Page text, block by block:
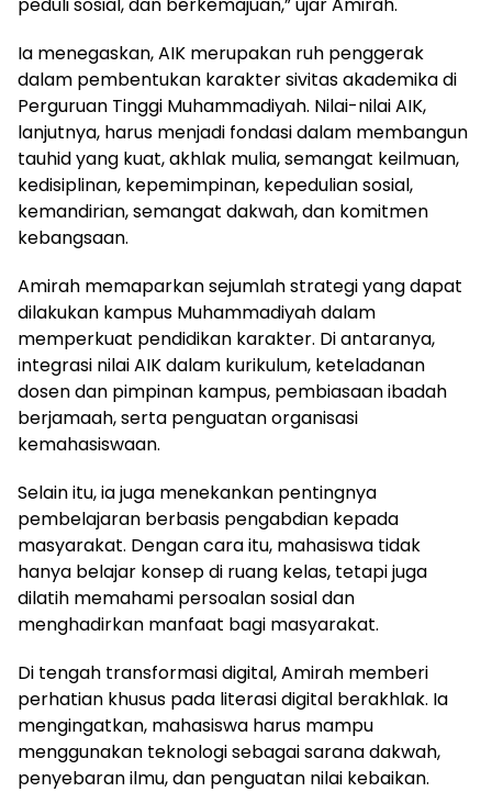
Ia menegaskan, AIK merupakan ruh penggerak
dalam pembentukan karakter sivitas akademika di
Perguruan Tinggi Muhammadiyah. Nilai-nilai AIK,
lanjutnya, harus menjadi fondasi dalam membangun
tauhid yang kuat, akhlak mulia, semangat keilmuan,
kedisiplinan, kepemimpinan, kepedulian sosial,
kemandirian, semangat dakwah, dan komitmen
kebangsaan.
Amirah memaparkan sejumlah strategi yang dapat
dilakukan kampus Muhammadiyah dalam
memperkuat pendidikan karakter. Di antaranya,
integrasi nilai AIK dalam kurikulum, keteladanan
dosen dan pimpinan kampus, pembiasaan ibadah
berjamaah, serta penguatan organisasi
kemahasiswaan.
Selain itu, ia juga menekankan pentingnya
pembelajaran berbasis pengabdian kepada
masyarakat. Dengan cara itu, mahasiswa tidak
hanya belajar konsep di ruang kelas, tetapi juga
dilatih memahami persoalan sosial dan
menghadirkan manfaat bagi masyarakat.
Di tengah transformasi digital, Amirah memberi
perhatian khusus pada literasi digital berakhlak. Ia
mengingatkan, mahasiswa harus mampu
menggunakan teknologi sebagai sarana dakwah,
penyebaran ilmu, dan penguatan nilai kebaikan.